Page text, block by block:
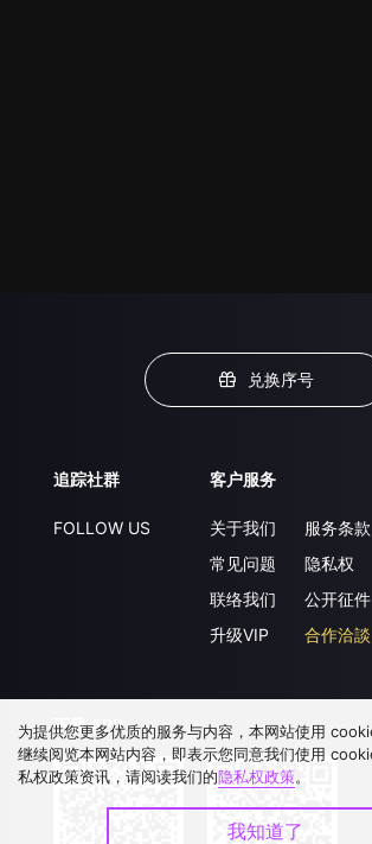
兑换序号
追踪社群
FOLLOW US
客户服务
关于我们
常见问题
联络我们
升级VIP
服务条款
隐私权
公开征件
合作洽談
下载 APP
为提供您更多优质的服务与内容，本网站使用
继续阅览本网站内容，即表示您同意我们使用
私权政策资讯，请阅读我们的隐私权政策。
我知道了